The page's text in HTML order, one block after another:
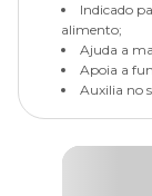
Indicado
alimento;
Ajuda a
Apoia a
Auxilia no